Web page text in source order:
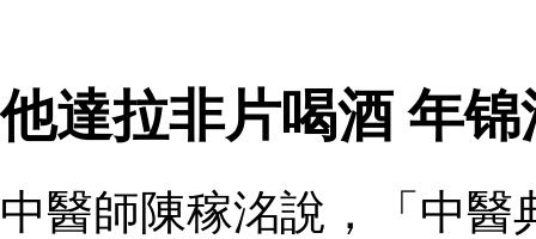
他達拉非片喝酒 年
中醫師陳稼洺說，「中